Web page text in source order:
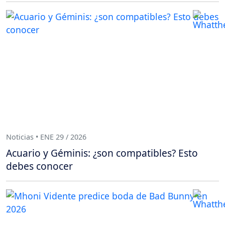
Noticias • ENE 29 / 2026
Acuario y Géminis: ¿son compatibles? Esto
debes conocer